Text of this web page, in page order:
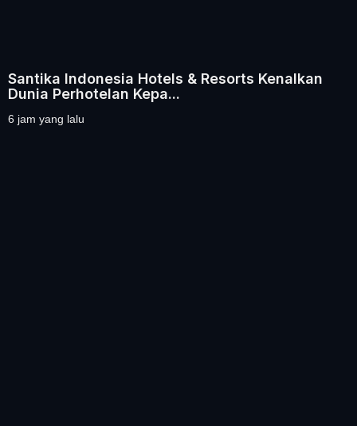
Santika Indonesia Hotels & Resorts Kenalkan
Dunia Perhotelan Kepa...
6 jam yang lalu